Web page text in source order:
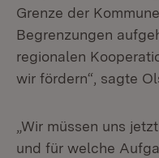
Grenze der
Begrenzungen
regionalen
wir fördern“, sagte
„Wir müssen uns
und für welche